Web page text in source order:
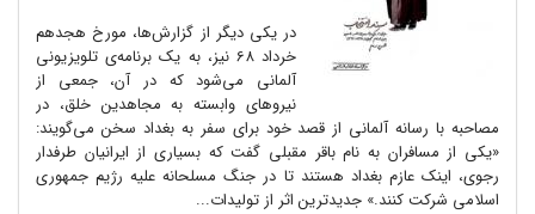
در یکی دیگر از گزارش‌ها، مورخ هجدهم
خرداد 68 نیز، به یک برنامه‌ی تلویزیونی
آلمانی می‌شود که در آن، جمعی از
نیروهای وابسته به مجاهدین خلق، در
مصاحبه با رسانه آلمانی از قصد خود برای سفر به بغداد سخن می‌گویند:
«یکی از مسافران به نام باقر مقبلی گفت که بسیاری از ایرانیان طرفدار
رجوی، اینک عازم بغداد هستند تا در جنگ مسلحانه علیه رژیم جمهوری
اسلامی شرکت کنند.» جدیدترین اثر از تولیدات...